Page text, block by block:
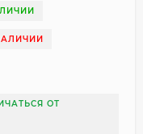
ОТ